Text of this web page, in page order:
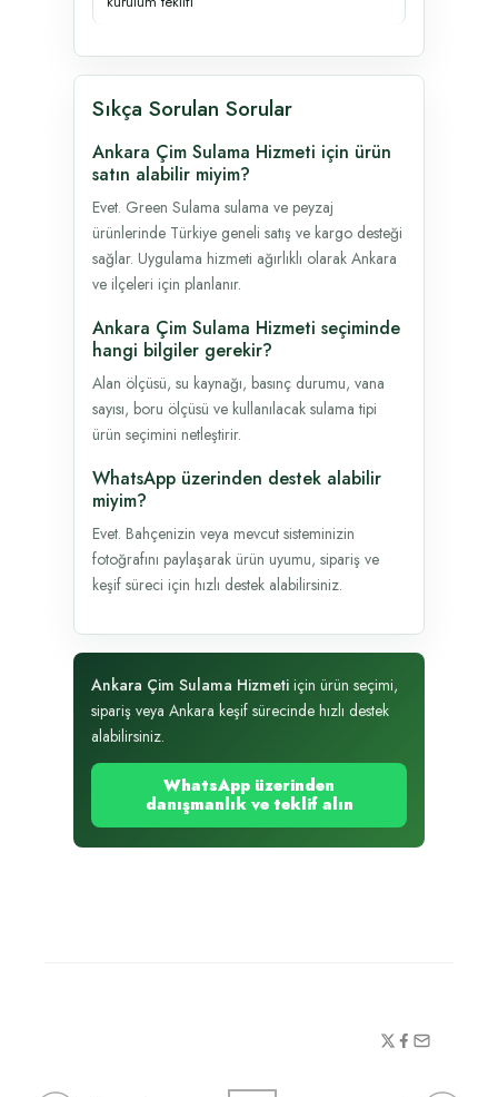
Sıkça Sorulan Sorular
Ankara Çim Sulama Hizmeti için ürün
satın alabilir miyim?
Evet. Green Sulama sulama ve peyzaj
ürünlerinde Türkiye geneli satış ve kargo desteği
sağlar. Uygulama hizmeti ağırlıklı olarak Ankara
ve ilçeleri için planlanır.
Ankara Çim Sulama Hizmeti seçiminde
hangi bilgiler gerekir?
Alan ölçüsü, su kaynağı, basınç durumu, vana
sayısı, boru ölçüsü ve kullanılacak sulama tipi
ürün seçimini netleştirir.
WhatsApp üzerinden destek alabilir
miyim?
Evet. Bahçenizin veya mevcut sisteminizin
fotoğrafını paylaşarak ürün uyumu, sipariş ve
keşif süreci için hızlı destek alabilirsiniz.
Ankara Çim Sulama Hizmeti için ürün seçimi,
sipariş veya Ankara keşif sürecinde hızlı destek
alabilirsiniz.
WhatsApp üzerinden
danışmanlık ve teklif alın